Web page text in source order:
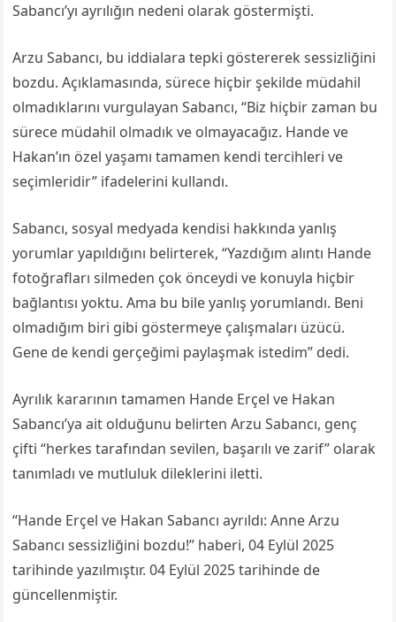
Sabancı’yı ayrılığın nedeni olarak göstermişti.
Arzu Sabancı, bu iddialara tepki göstererek sessizliğini
bozdu. Açıklamasında, sürece hiçbir şekilde müdahil
olmadıklarını vurgulayan Sabancı, “Biz hiçbir zaman bu
sürece müdahil olmadık ve olmayacağız. Hande ve
Hakan’ın özel yaşamı tamamen kendi tercihleri ve
seçimleridir” ifadelerini kullandı.
Sabancı, sosyal medyada kendisi hakkında yanlış
yorumlar yapıldığını belirterek, “Yazdığım alıntı Hande
fotoğrafları silmeden çok önceydi ve konuyla hiçbir
bağlantısı yoktu. Ama bu bile yanlış yorumlandı. Beni
olmadığım biri gibi göstermeye çalışmaları üzücü.
Gene de kendi gerçeğimi paylaşmak istedim” dedi.
Ayrılık kararının tamamen Hande Erçel ve Hakan
Sabancı’ya ait olduğunu belirten Arzu Sabancı, genç
çifti “herkes tarafından sevilen, başarılı ve zarif” olarak
tanımladı ve mutluluk dileklerini iletti.
“Hande Erçel ve Hakan Sabancı ayrıldı: Anne Arzu
Sabancı sessizliğini bozdu!” haberi, 04 Eylül 2025
tarihinde yazılmıştır. 04 Eylül 2025 tarihinde de
güncellenmiştir.